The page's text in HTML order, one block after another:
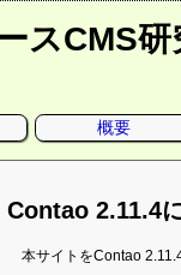
スCMS研
概要
Contao 2.11.4
本サイトをContao